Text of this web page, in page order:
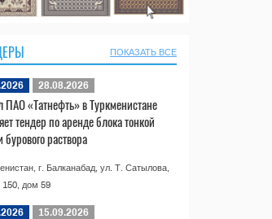
ПОКАЗАТЬ ВСЕ
28.08.2026
«Татнефть» в Туркменистане
тендер по аренде блока тонкой
бурового раствора
г. Балканабад, ул. Т. Сатылова,
150, дом 59
15.09.2026